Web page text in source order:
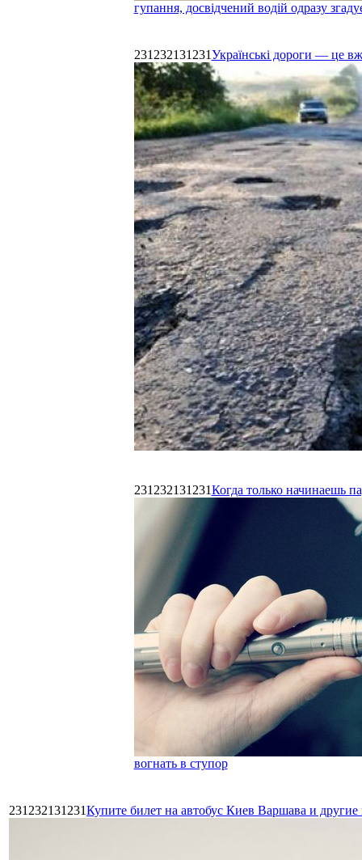
гупання, досвідчений водій одразу
231232131231Українські дороги — це
231232131231Когда только начинаешь
вогнать в ступор
231232131231Купите билет на автобус Киев Варшава и